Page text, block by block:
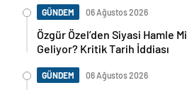
GÜNDEM 06 Ağustos 2026
Özgür Özel’den Siyasi Hamle Mi
Geliyor? Kritik Tarih İddiası
GÜNDEM 06 Ağustos 2026